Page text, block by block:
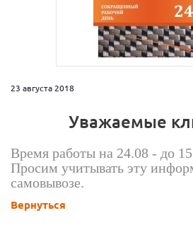
23 августа 2018
Уважаемые
Время работы на 24.08 - до
Просим учитывать эту
самовывозе.
Вернуться